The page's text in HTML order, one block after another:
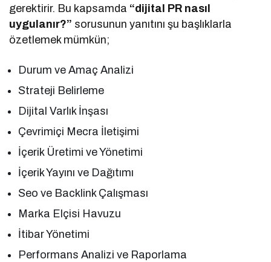
gerektirir. Bu kapsamda “dijital PR nasıl
uygulanır?” sorusunun yanıtını şu başlıklarla
özetlemek mümkün;
Durum ve Amaç Analizi
Strateji Belirleme
Dijital Varlık İnşası
Çevrimiçi Mecra İletişimi
İçerik Üretimi ve Yönetimi
İçerik Yayını ve Dağıtımı
Seo ve Backlink Çalışması
Marka Elçisi Havuzu
İtibar Yönetimi
Performans Analizi ve Raporlama